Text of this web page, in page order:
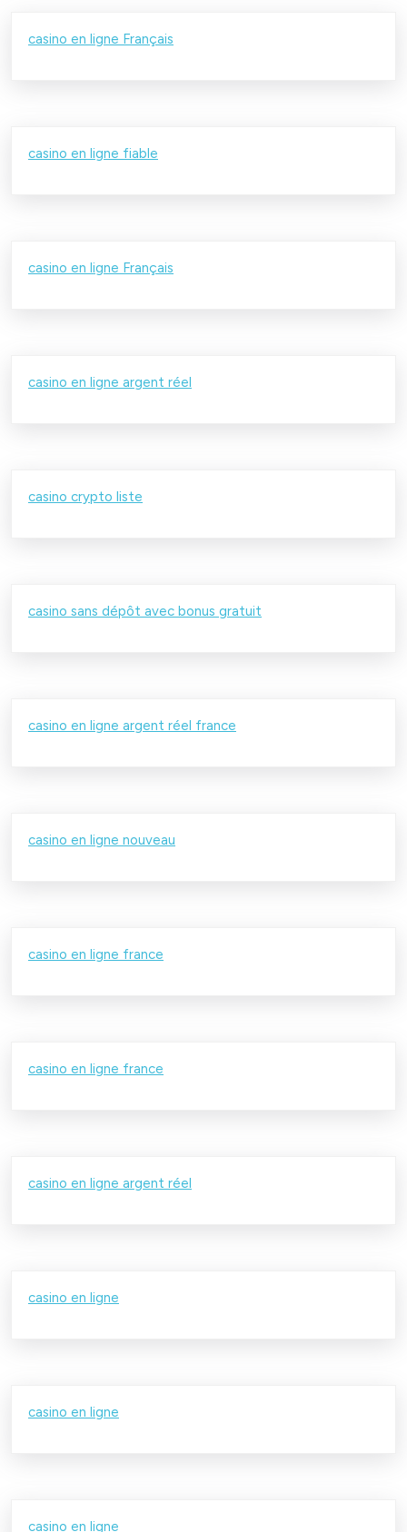
casino en ligne Français
casino en ligne fiable
casino en ligne Français
casino en ligne argent réel
casino crypto liste
casino sans dépôt avec bonus gratuit
casino en ligne argent réel france
casino en ligne nouveau
casino en ligne france
casino en ligne france
casino en ligne argent réel
casino en ligne
casino en ligne
casino en ligne